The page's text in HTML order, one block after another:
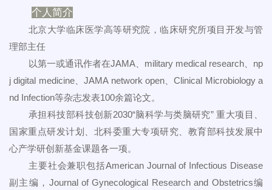
个人简介
北京大学临床医学高等研究院，临床研究所项目开发与管
理部主任
以第一或通讯作者在JAMA、military medical research、np
j digital medicine、JAMA network open、Clinical Microbiology a
nd Infection等杂志发表100余篇论文。
承担科技部科技创新2030“脑科学与类脑研究” 重大项目、
国家重点研发计划、北科委重大专项研究、教育部科技发展中
心产学研创新基金课题各一项。
主要社会兼职包括American Journal of Infectious Disease
副主编，Journal of Gynecological Research and Obstetrics编